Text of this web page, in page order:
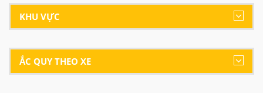
KHU VỰC
ẮC QUY THEO XE